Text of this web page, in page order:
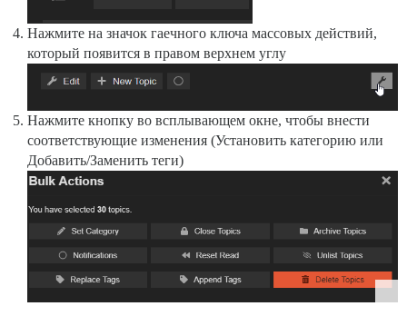
Нажмите на значок гаечного ключа массовых действий,
который появится в правом верхнем углу
Нажмите кнопку во всплывающем окне, чтобы внести
соответствующие изменения (Установить категорию или
Добавить/Заменить теги)